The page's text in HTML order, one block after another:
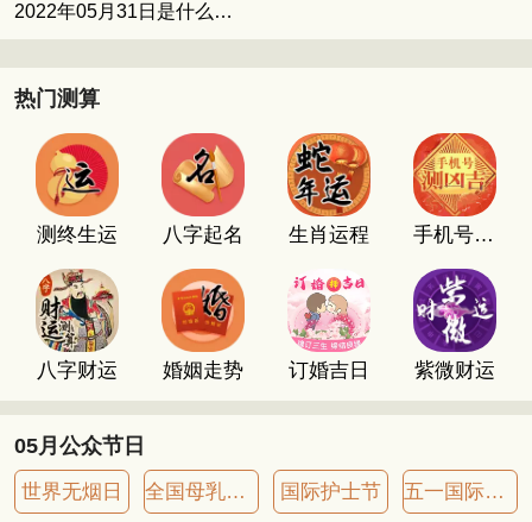
2022年05月31日是什么日子
热门测算
测终生运 八字起名 生肖运程 手机号码测吉凶
八字财运 婚姻走势 订婚吉日 紫微财运
05月公众节日
世界无烟日 全国母乳喂养宣传日 国际护士节 五一国际劳动节